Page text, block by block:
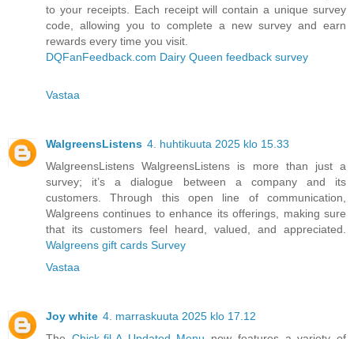
to your receipts. Each receipt will contain a unique survey
code, allowing you to complete a new survey and earn
rewards every time you visit.
DQFanFeedback.com Dairy Queen feedback survey
Vastaa
WalgreensListens 4. huhtikuuta 2025 klo 15.33
WalgreensListens WalgreensListens is more than just a
survey; it’s a dialogue between a company and its
customers. Through this open line of communication,
Walgreens continues to enhance its offerings, making sure
that its customers feel heard, valued, and appreciated.
Walgreens gift cards Survey
Vastaa
Joy white 4. marraskuuta 2025 klo 17.12